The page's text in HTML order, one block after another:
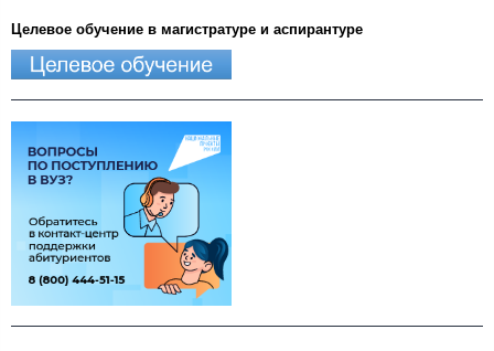
Целевое обучение в магистратуре и аспирантуре